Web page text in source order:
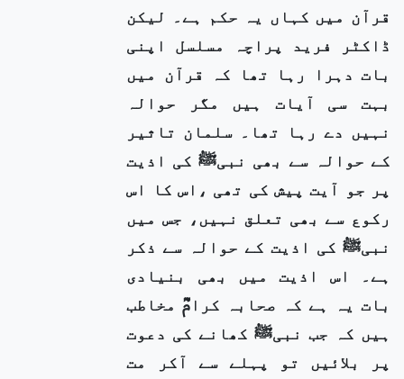
قرآن میں کہاں یہ حکم ہے۔ لیکن
ڈاکٹر فرید پراچہ مسلسل اپنی
بات دہرا رہا تھا کہ قرآن میں
بہت سی آیات ہیں مگر حوالہ
نہیں دے رہا تھا۔ سلمان تاثیر
کے حوالہ سے بھی نبیﷺ کی اذیت
پر جو آیت پیش کی تھی ،اس کا اس
رکوع سے بھی تعلق نہیں، جس میں
نبیﷺ کی اذیت کے حوالہ سے ذکر
ہے۔ اس اذیت میں بھی بنیادی
بات یہ ہے کہ صحابہ کرامؓ مخاطب
ہیں کہ جب نبیﷺ کھانے کی دعوت
پر بلائیں تو پہلے سے آکر مت